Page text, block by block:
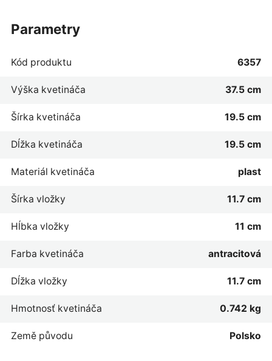
parametry
Kód produktu 6357
Výška kvetináča 37.5 cm
Šírka kvetináča 19.5 cm
Dĺžka kvetináča 19.5 cm
Materiál kvetináča plast
Šírka vložky 11.7 cm
Hĺbka vložky 11 cm
Farba kvetináča antracitová
Dĺžka vložky 11.7 cm
Hmotnosť kvetináča 0.742 kg
Země původu Polsko